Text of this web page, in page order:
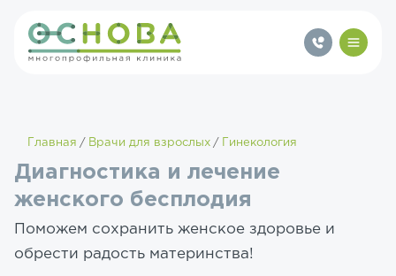
Главная Врачи для взрослых Гинекология
Диагностика и лечение
женского бесплодия
Поможем сохранить женское здоровье и
обрести радость материнства!